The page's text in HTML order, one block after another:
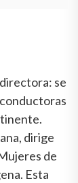
se
dirige
de
Esta